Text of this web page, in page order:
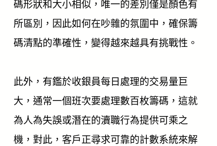
碼形狀和大小相似，唯一的差別僅是顏色有
所區別，因此如何在吵雜的氛圍中，確保籌
碼清點的準確性，變得越來越具有挑戰性。
此外，有鑑於收銀員每日處理的交易量巨
大，通常一個班次要處理數百枚籌碼，這就
為人為失誤或潛在的瀆職行為提供可乘之
機，對此，客戶正尋求可靠的計數系統來解